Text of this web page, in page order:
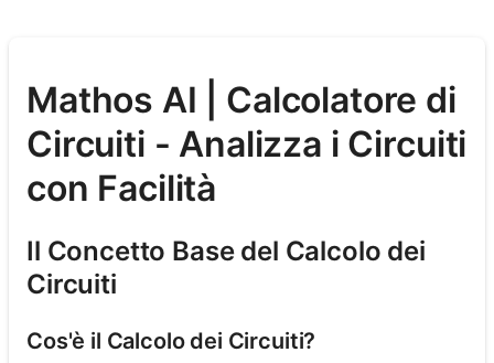
Mathos AI | Calcolatore di
Circuiti - Analizza i Circuiti
con Facilità
Il Concetto Base del Calcolo dei
Circuiti
Cos'è il Calcolo dei Circuiti?